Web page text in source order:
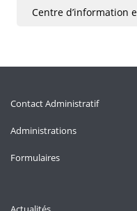
Centre d’information
Contact Administratif
Administrations
Formulaires